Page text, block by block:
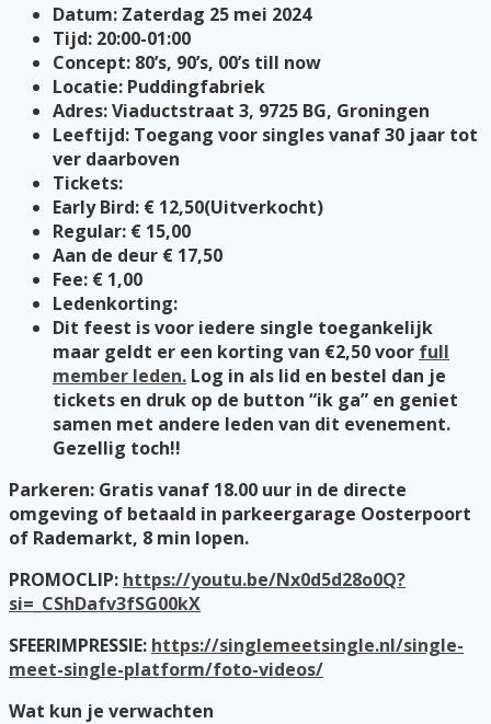
Datum: Zaterdag 25 mei 2024
Tijd: 20:00-01:00
Concept: 80’s, 90’s, 00’s till now
Locatie: Puddingfabriek
Adres: Viaductstraat 3, 9725 BG, Groningen
Leeftijd: Toegang voor singles vanaf 30 jaar tot
ver daarboven
Tickets:
Early Bird: € 12,50(Uitverkocht)
Regular: € 15,00
Aan de deur € 17,50
Fee: € 1,00
Ledenkorting:
Dit feest is voor iedere single toegankelijk
maar geldt er een korting van €2,50 voor full
member leden. Log in als lid en bestel dan je
tickets en druk op de button “ik ga” en geniet
samen met andere leden van dit evenement.
Gezellig toch!!
Parkeren: Gratis vanaf 18.00 uur in de directe
omgeving of betaald in parkeergarage Oosterpoort
of Rademarkt, 8 min lopen.
PROMOCLIP: https://youtu.be/Nx0d5d28o0Q?
si=_CShDafv3fSG00kX
SFEERIMPRESSIE: https://singlemeetsingle.nl/single-
meet-single-platform/foto-videos/
Wat kun je verwachten